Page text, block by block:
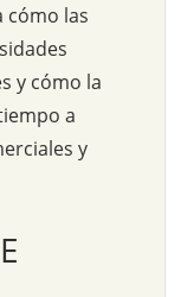
cómo las
y cómo la
a
y